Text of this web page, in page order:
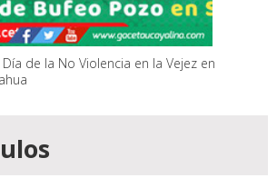
de la No Violencia en la Vejez en